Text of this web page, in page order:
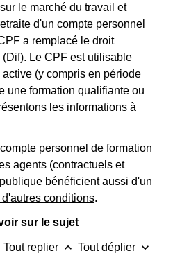
le marché du travail et
d'un compte personnel
a remplacé le droit
Le CPF est utilisable
(y compris en période
une formation qualifiante ou
les informations à
personnel de formation
agents (contractuels et
bénéficient aussi d'un
conditions.
sur le sujet
Tout replier keyboard_arrow_up Tout déplier keyboard_arrow_down